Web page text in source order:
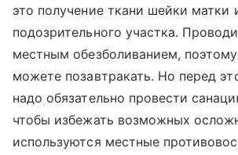
это получение ткани шейки матки
подозрительного участка.
местным обезболиванием,
можете позавтракать. Но перед
надо обязательно провести
чтобы избежать возможных
используются местные